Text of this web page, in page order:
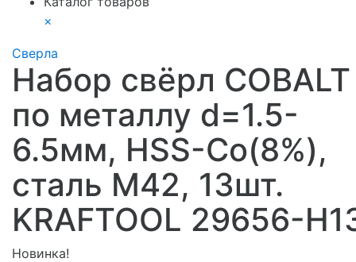
×
Сверла
Набор свёрл COBALT
по металлу d=1.5-
6.5мм, HSS-Co(8%),
сталь М42, 13шт.
KRAFTOOL 29656-
Новинка!